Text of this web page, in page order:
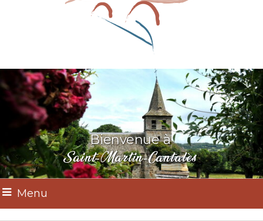
Bienvenue à
Saint-Martin-Cantalès
Menu